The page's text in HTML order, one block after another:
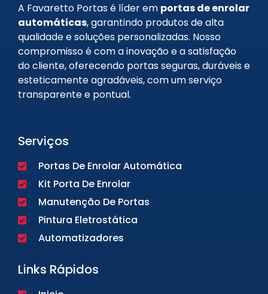
A Favaretto Portas é líder em portas de enrolar
automáticas, garantindo produtos de alta
qualidade e soluções personalizadas. Nosso
compromisso é com a inovação e a satisfação
do cliente, oferecendo portas seguras, duráveis e
esteticamente agradáveis, com um serviço
transparente e pontual.
Serviços
Portas De Enrolar Automática
Kit Porta De Enrolar
Manutenção De Portas
Pintura Eletrostática
Automatizadores
Links Rápidos